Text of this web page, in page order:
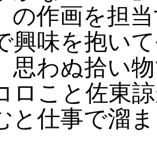
の作画を担
興味を抱い
思わぬ拾い
ロこと佐東
と仕事で溜